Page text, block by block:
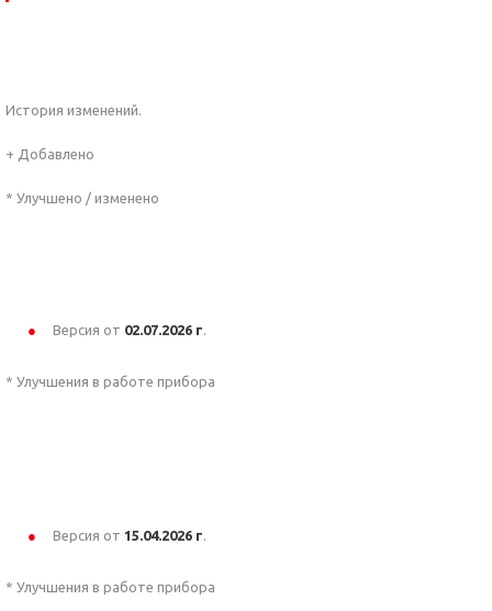
История изменений.
+ Добавлено
* Улучшено / изменено
Версия от 02.07.2026 г.
* Улучшения в работе прибора
Версия от 15.04.2026 г.
* Улучшения в работе прибора